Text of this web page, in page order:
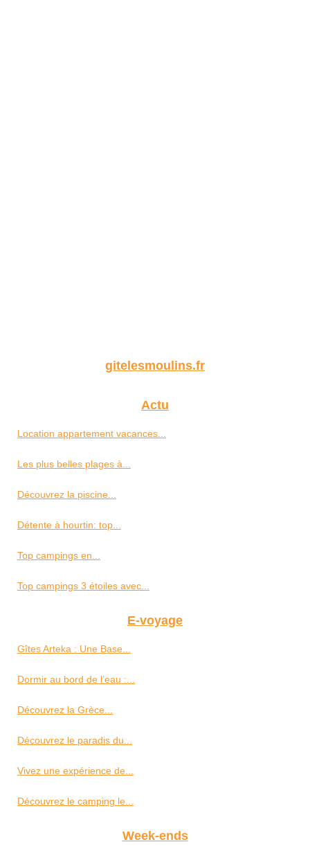
gitelesmoulins.fr
Actu
Location appartement vacances...
Les plus belles plages à...
Découvrez la piscine...
Détente à hourtin: top...
Top campings en...
Top campings 3 étoiles avec...
E-voyage
Gîtes Arteka : Une Base...
Dormir au bord de l’eau :...
Découvrez la Grèce...
Découvrez le paradis du...
Vivez une expérience de...
Découvrez le camping le...
Week-ends